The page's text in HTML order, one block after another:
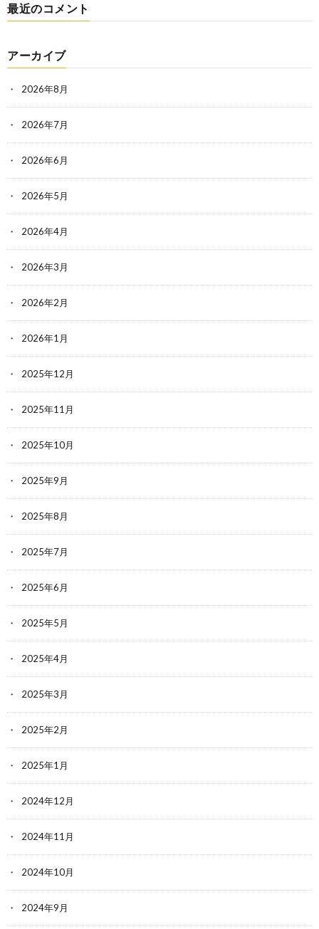
最近のコメント
アーカイブ
2026年8月
2026年7月
2026年6月
2026年5月
2026年4月
2026年3月
2026年2月
2026年1月
2025年12月
2025年11月
2025年10月
2025年9月
2025年8月
2025年7月
2025年6月
2025年5月
2025年4月
2025年3月
2025年2月
2025年1月
2024年12月
2024年11月
2024年10月
2024年9月